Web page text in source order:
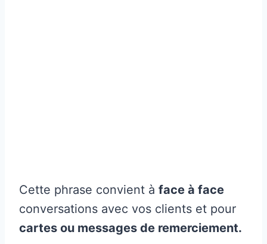
Cette phrase convient à face à face
conversations avec vos clients et pour
cartes ou messages de remerciement.